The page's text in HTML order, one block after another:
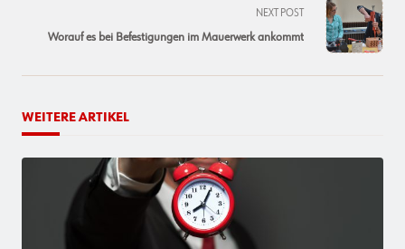
reader-
NEXT POST
Worauf es bei Befestigungen im Mauerwerk ankommt
WEITERE ARTIKEL